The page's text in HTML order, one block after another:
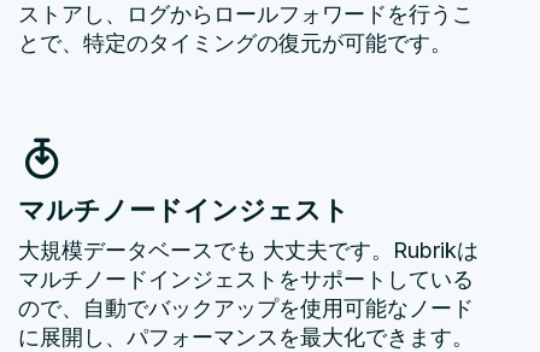
ストアし、ログからロールフォワードを行うこ
とで、特定のタイミングの復元が可能です。
マルチノードインジェスト
大規模データベースでも 大丈夫です。Rubrikは
マルチノードインジェストをサポートしている
ので、自動でバックアップを使用可能なノード
に展開し、パフォーマンスを最大化できます。